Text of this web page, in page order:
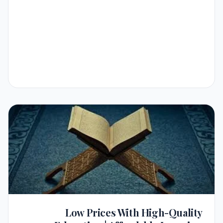
Low Prices With High-Quality